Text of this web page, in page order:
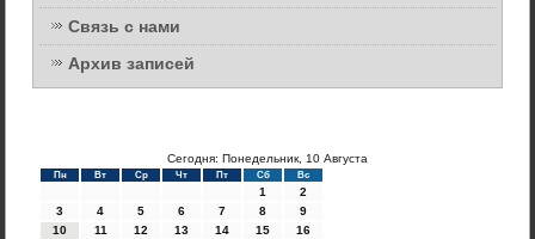
Связь с нами
Архив записей
Сегодня: Понедельник, 10 Августа
Пн Вт Ср Чт Пт Сб Вс
1
2
3
4 5 6 7 8
9
10
11 12 13 14 15
16